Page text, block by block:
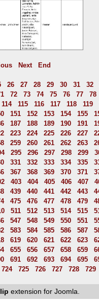
Next End
26 27 28 29 30 31 32
72 73 74 75 76 77 78
114 115 116 117 118 119
151 152 153 154 155
187 188 189 190 191
223 224 225 226 227
259 260 261 262 263
295 296 297 298 299
331 332 333 334 335
367 368 369 370 371
403 404 405 406 407
439 440 441 442 443
475 476 477 478 479
511 512 513 514 515
547 548 549 550 551
583 584 585 586 587
619 620 621 622 623
655 656 657 658 659
691 692 693 694 695
724 725 726 727 728 729
extension for Joomla.